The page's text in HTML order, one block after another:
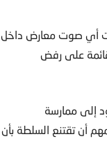
أي صوت معارض داخل
على رفض
إلى ممارسة
أن تقتنع السلطة بأن